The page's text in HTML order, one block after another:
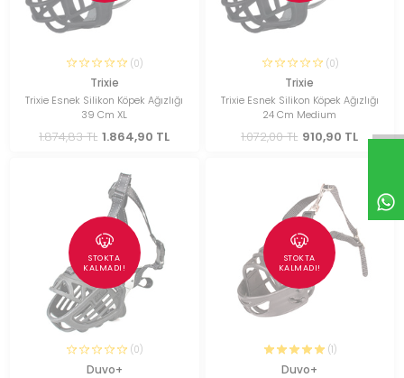
(0)
Trixie
Trixie Esnek Silikon Köpek Ağızlığı
39 Cm XL
1.874,83 TL 1.864,90 TL
(0)
Trixie
Trixie Esnek Silikon Köpek Ağızlığı
24 Cm Medium
1.072,00 TL 910,90 TL
STOKTA
KALMADI!
(0)
Duvo+
STOKTA
KALMADI!
(1)
Duvo+